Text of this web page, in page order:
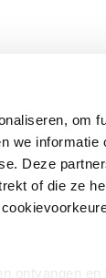
om
we
Deze
of die ze
ontvangen en
Bruna